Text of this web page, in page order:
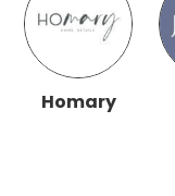
Homary